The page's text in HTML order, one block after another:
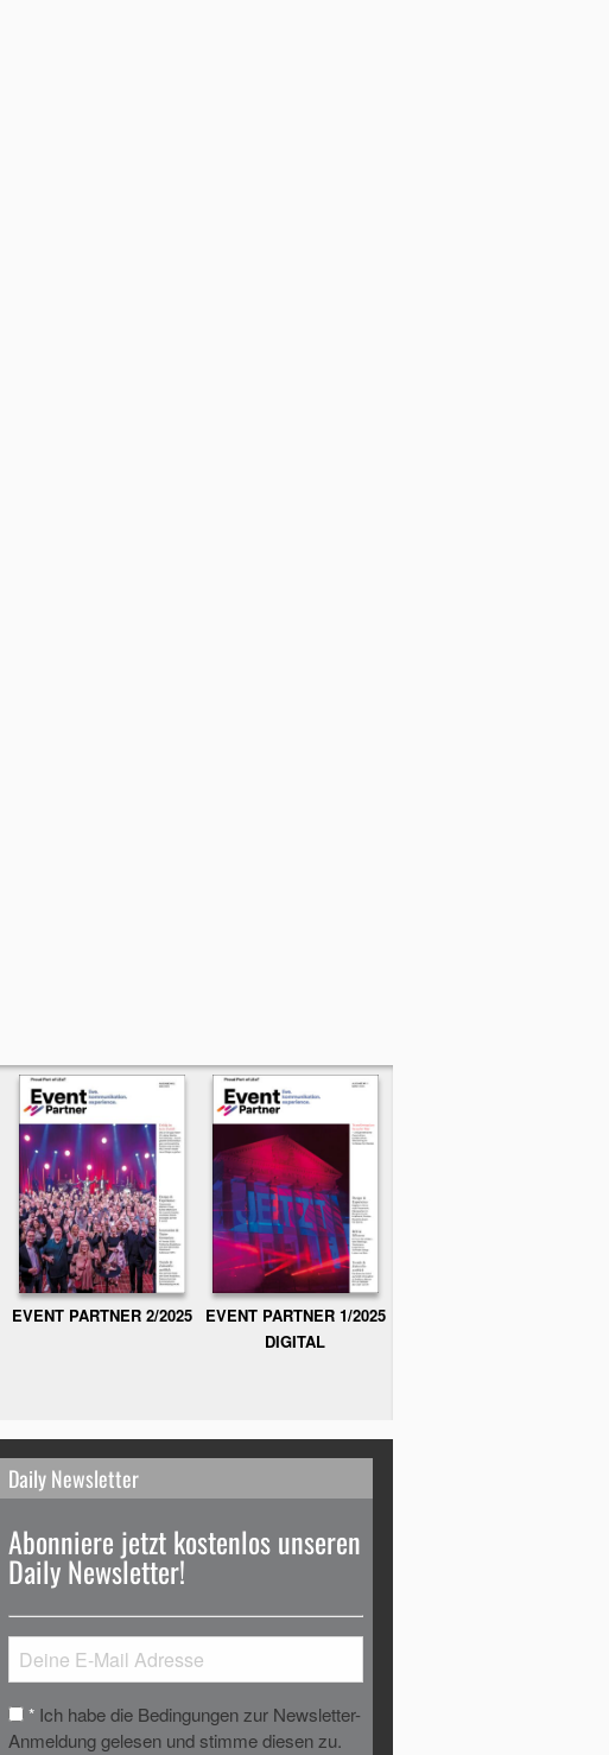
EVENT PARTNER 2/2025
EVENT PARTNER 1/2025
DIGITAL
Daily Newsletter
Abonniere jetzt kostenlos unseren
Daily Newsletter!
* Ich habe die Bedingungen zur Newsletter-
Anmeldung gelesen und stimme diesen zu.